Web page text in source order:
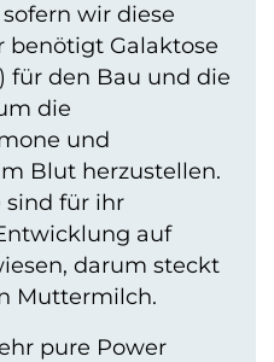
wir diese
benötigt Galaktose
für den Bau und die
die
und
Blut herzustellen.
sind für ihr
auf
darum steckt
Muttermilch.
pure Power